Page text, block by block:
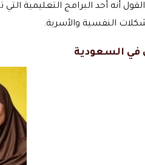
أنه أحد البرامج التعليمية
النفسية والأسرية.
في السعودية